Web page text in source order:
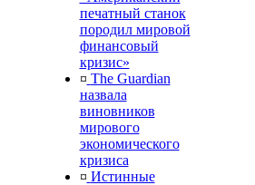
печатный станок
породил мировой
финансовый
кризис»
¤ The Guardian
назвала
виновников
мирового
экономического
кризиса
¤ Истинные